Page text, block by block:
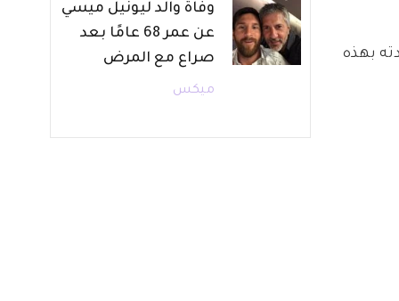
بهذه
وفاة والد ليونيل ميسي
عن عمر 68 عامًا بعد
صراع مع المرض
ميكس